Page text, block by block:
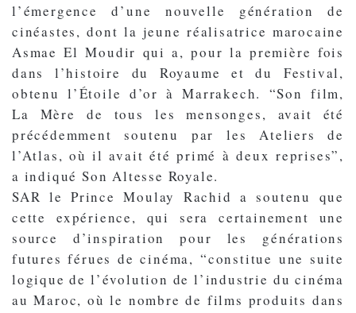
l’émergence d’une nouvelle génération de
cinéastes, dont la jeune réalisatrice marocaine
Asmae El Moudir qui a, pour la première fois
dans l’histoire du Royaume et du Festival,
obtenu l’Étoile d’or à Marrakech. “Son film,
La Mère de tous les mensonges, avait été
précédemment soutenu par les Ateliers de
l’Atlas, où il avait été primé à deux reprises”,
a indiqué Son Altesse Royale.
SAR le Prince Moulay Rachid a soutenu que
cette expérience, qui sera certainement une
source d’inspiration pour les générations
futures férues de cinéma, “constitue une suite
logique de l’évolution de l’industrie du cinéma
au Maroc, où le nombre de films produits dans